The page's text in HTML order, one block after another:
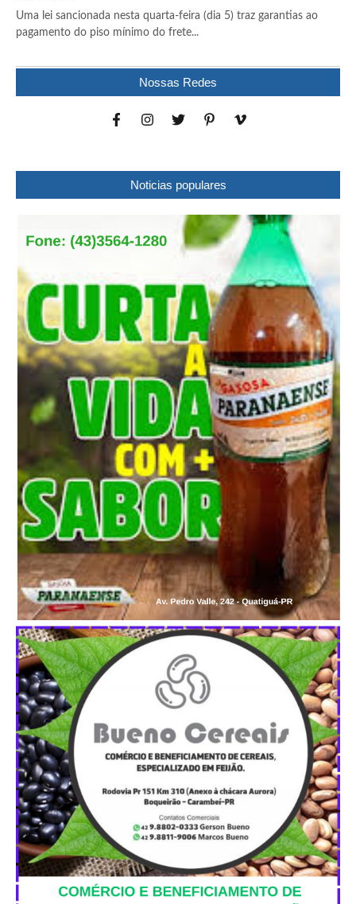
Uma lei sancionada nesta quarta-feira (dia 5) traz garantias ao
pagamento do piso mínimo do frete...
Nossas Redes
Noticias populares